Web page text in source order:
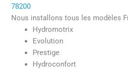
78200
Nous installons tous les modèles
Hydromotrix
Evolution
Prestige
Hydroconfort